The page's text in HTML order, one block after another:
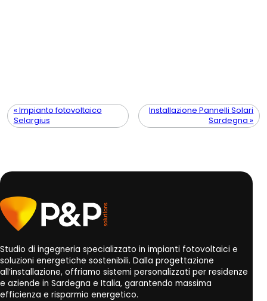
« Impianto fotovoltaico
Selargius
Installazione Pannelli Solari
Sardegna »
Studio di ingegneria specializzato in impianti fotovoltaici e
soluzioni energetiche sostenibili. Dalla progettazione
all’installazione, offriamo sistemi personalizzati per residenze
e aziende in Sardegna e Italia, garantendo massima
efficienza e risparmio energetico.